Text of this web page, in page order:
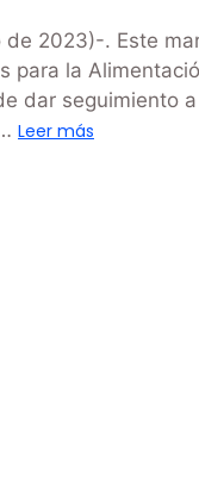
de 2023)-. Este
para la
dar seguimiento
Leer más